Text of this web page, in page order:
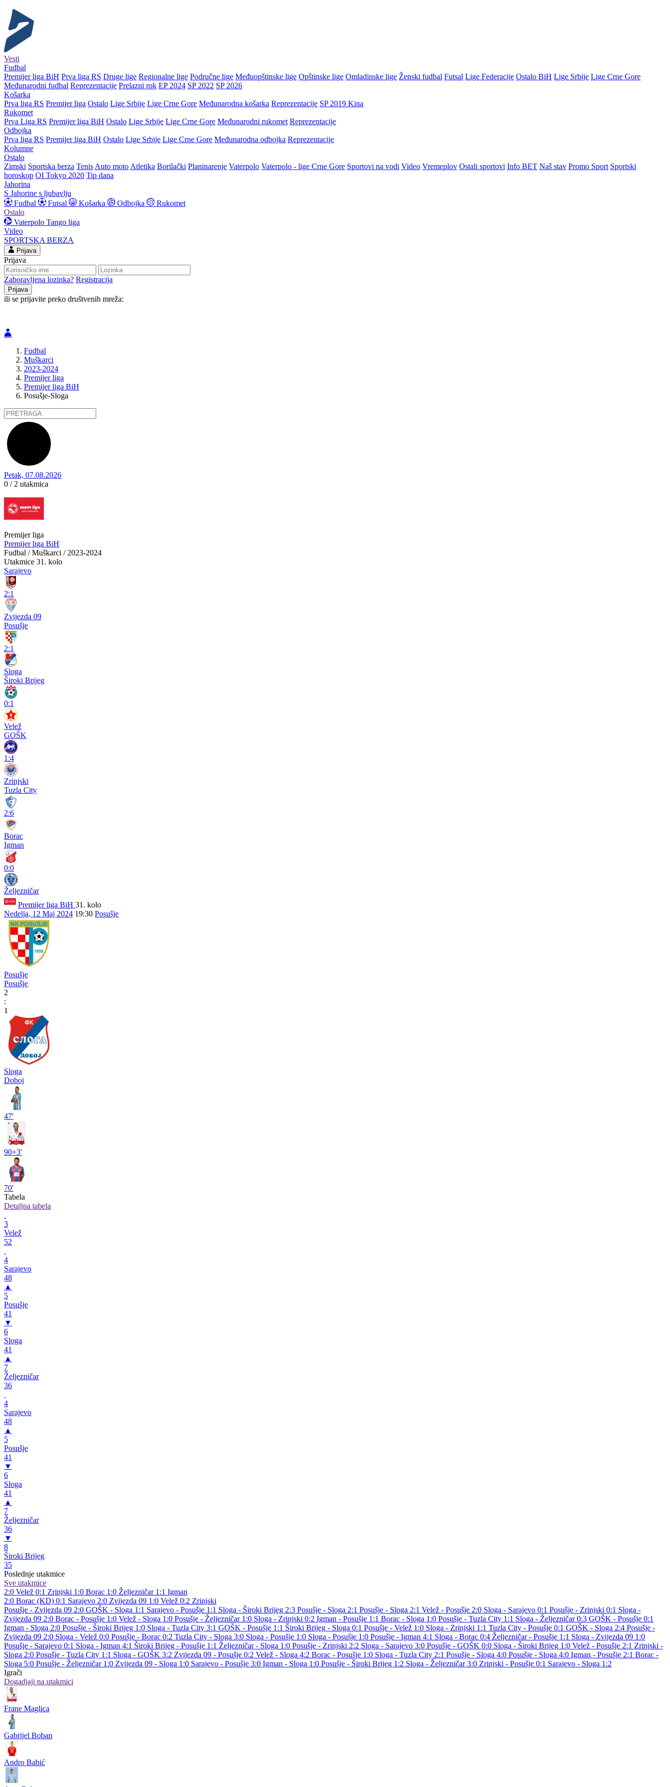
Vesti
Fudbal
Premijer liga BiH Prva liga RS Druge lige Regionalne lige Područne lige Međuopštinske lige Opštinske lige Omladinske lige Ženski fudbal Futsal Lige Federacije Ostalo BiH Lige Srbije Lige Crne Gore
Međunarodni fudbal Reprezentacije Prelazni rok EP 2024 SP 2022 SP 2026
Košarka
Prva liga RS Premijer liga Ostalo Lige Srbije Lige Crne Gore Međunarodna košarka Reprezentacije SP 2019 Kina
Rukomet
Prva Liga RS Premijer liga BiH Ostalo Lige Srbije Lige Crne Gore Međunarodni rukomet Reprezentacije
Odbojka
Prva liga RS Premijer liga BiH Ostalo Lige Srbije Lige Crne Gore Međunarodna odbojka Reprezentacije
Kolumne
Ostalo
Zimski Sportska berza Tenis Auto moto Atletika Borilački Planinarenje Vaterpolo Vaterpolo - lige Crne Gore Sportovi na vodi Video Vremeplov Ostali sportovi Info BET Naš stav Promo Sport Sportski
horoskop OI Tokyo 2020 Tip dana
Jahorina
S Jahorine s ljubavlju
Fudbal
Futsal Košarka Odbojka
Rukomet
Ostalo
Vaterpolo Tango liga
Video
SPORTSKA BERZA
Prijava
Prijava
Zaboravljena lozinka? Registracija
ili se prijavite preko društvenih mreža:
Fudbal
Muškarci
2023-2024
Premijer liga
Premijer liga BiH
Posušje-Sloga
Petak, 07.08.2026
0 / 2 utakmica
Premijer liga
Premijer liga BiH
Fudbal / Muškarci / 2023-2024
Utakmice 31. kolo
Sarajevo
2:1
Zvijezda 09
Posušje
2:1
Sloga
Široki Brijeg
0:1
Velež
GOŠK
1:4
Zrinjski
Tuzla City
2:6
Borac
Igman
0:0
Željezničar
Premijer liga BiH 31. kolo
Nedelja, 12 Maj 2024 19:30 Posušje
Posušje
Posušje
2
:
1
Sloga
Doboj
47'
90+3'
70'
Tabela
Detaljna tabela
3
Velež
52
4
Sarajevo
48
▲
5
Posušje
41
▼
6
Sloga
41
▲
7
Željezničar
36
4
Sarajevo
48
▲
5
Posušje
41
▼
6
Sloga
41
▲
7
Željezničar
36
▼
8
Široki Brijeg
35
Poslednje utakmice
Sve utakmice
2:0 Velež 0:1 Zrinjski 1:0 Borac 1:0 Željezničar 1:1 Igman
2:0 Borac (KD) 0:1 Sarajevo 2:0 Zvijezda 09 1:0 Velež 0:2 Zrinjski
Posušje - Zvijezda 09 2:0 GOŠK - Sloga 1:1 Sarajevo - Posušje 1:1 Sloga - Široki Brijeg 2:3 Posušje - Sloga 2:1 Posušje - Sloga 2:1 Velež - Posušje 2:0 Sloga - Sarajevo 0:1 Posušje - Zrinjski 0:1 Sloga -
Zvijezda 09 2:0 Borac - Posušje 1:0 Velež - Sloga 1:0 Posušje - Željezničar 1:0 Sloga - Zrinjski 0:2 Igman - Posušje 1:1 Borac - Sloga 1:0 Posušje - Tuzla City 1:1 Sloga - Željezničar 0:3 GOŠK - Posušje 0:1
Igman - Sloga 2:0 Posušje - Široki Brijeg 1:0 Sloga - Tuzla City 3:1 GOŠK - Posušje 1:1 Široki Brijeg - Sloga 0:1 Posušje - Velež 1:0 Sloga - Zrinjski 1:1 Tuzla City - Posušje 0:1 GOŠK - Sloga 2:4 Posušje -
Zvijezda 09 2:0 Sloga - Velež 0:0 Posušje - Borac 0:2 Tuzla City - Sloga 3:0 Sloga - Posušje 1:0 Sloga - Posušje 1:0 Posušje - Igman 4:1 Sloga - Borac 0:4 Željezničar - Posušje 1:1 Sloga - Zvijezda 09 1:0
Posušje - Sarajevo 0:1 Sloga - Igman 4:1 Široki Brijeg - Posušje 1:1 Željezničar - Sloga 1:0 Posušje - Zrinjski 2:2 Sloga - Sarajevo 3:0 Posušje - GOŠK 0:0 Sloga - Široki Brijeg 1:0 Velež - Posušje 2:1 Zrinjski -
Sloga 2:0 Posušje - Tuzla City 1:1 Sloga - GOŠK 3:2 Zvijezda 09 - Posušje 0:2 Velež - Sloga 4:2 Borac - Posušje 1:0 Sloga - Tuzla City 2:1 Posušje - Sloga 4:0 Posušje - Sloga 4:0 Igman - Posušje 2:1 Borac -
Sloga 5:0 Posušje - Željezničar 1:0 Zvijezda 09 - Sloga 1:0 Sarajevo - Posušje 3:0 Igman - Sloga 1:0 Posušje - Široki Brijeg 1:2 Sloga - Željezničar 3:0 Zrinjski - Posušje 0:1 Sarajevo - Sloga 1:2
Igrači
Dogadjaji na utakmici
Frane Maglica
Gabrijel Boban
Andro Babić